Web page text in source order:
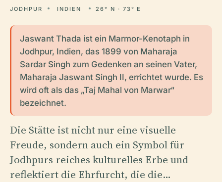
JODHPUR INDIEN 26° N · 73° E
Jaswant Thada ist ein Marmor-Kenotaph in
Jodhpur, Indien, das 1899 von Maharaja
Sardar Singh zum Gedenken an seinen Vater,
Maharaja Jaswant Singh II, errichtet wurde. Es
wird oft als das „Taj Mahal von Marwar“
bezeichnet.
Die Stätte ist nicht nur eine visuelle
Freude, sondern auch ein Symbol für
Jodhpurs reiches kulturelles Erbe und
reflektiert die Ehrfurcht, die die…